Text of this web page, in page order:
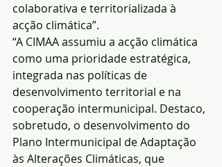
colaborativa e territorializada à
acção climática”.
“A CIMAA assumiu a acção climática
como uma prioridade estratégica,
integrada nas políticas de
desenvolvimento territorial e na
cooperação intermunicipal. Destaco,
sobretudo, o desenvolvimento do
Plano Intermunicipal de Adaptação
às Alterações Climáticas, que